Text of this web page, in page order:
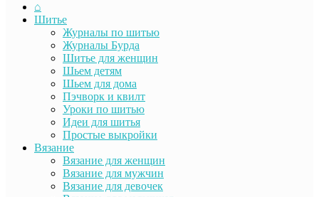
⌂
Шитье
Журналы по шитью
Журналы Бурда
Шитье для женщин
Шьем детям
Шьем для дома
Пэчворк и квилт
Уроки по шитью
Идеи для шитья
Простые выкройки
Вязание
Вязание для женщин
Вязание для мужчин
Вязание для девочек